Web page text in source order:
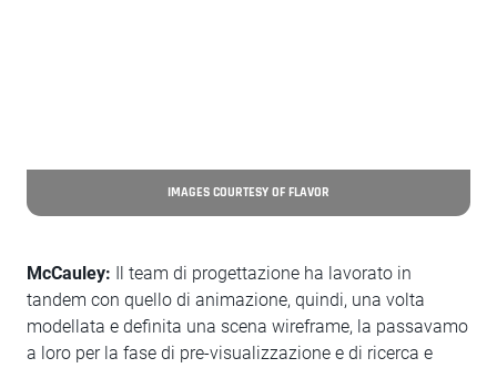
IMAGES COURTESY OF FLAVOR
McCauley: Il team di progettazione ha lavorato in
tandem con quello di animazione, quindi, una volta
modellata e definita una scena wireframe, la passavamo
a loro per la fase di pre-visualizzazione e di ricerca e